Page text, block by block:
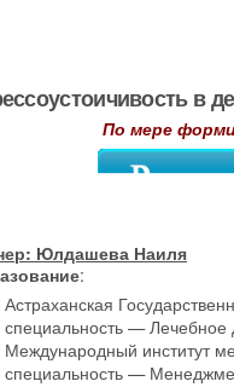
в
По мере
Юлдашева Наиля
:
Астраханская
специальность — Лечебное
Международный институт
специальность —